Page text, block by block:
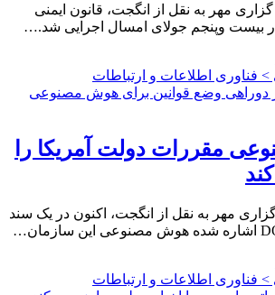
مهر به نقل از انگجت، قانون ایمنی
در بیست وپنجم جولای امسال اجرایی شد.…
فناوری اطلاعات و ارتباطات
مقررات دولت آمریکا را
مهر به نقل از انگجت، اکنون در یک سند
فناوری اطلاعات و ارتباطات